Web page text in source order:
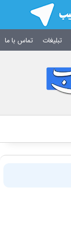
تبلیغات تماس با ما